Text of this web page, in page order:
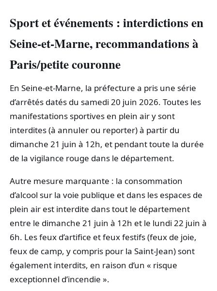
Sport et événements : interdictions en
Seine-et-Marne, recommandations à
Paris/petite couronne
En Seine-et-Marne, la préfecture a pris une série
d’arrêtés datés du samedi 20 juin 2026. Toutes les
manifestations sportives en plein air y sont
interdites (à annuler ou reporter) à partir du
dimanche 21 juin à 12h, et pendant toute la durée
de la vigilance rouge dans le département.
Autre mesure marquante : la consommation
d’alcool sur la voie publique et dans les espaces de
plein air est interdite dans tout le département
entre le dimanche 21 juin à 12h et le lundi 22 juin à
6h. Les feux d’artifice et feux festifs (feux de joie,
feux de camp, y compris pour la Saint-Jean) sont
également interdits, en raison d’un « risque
exceptionnel d’incendie ».